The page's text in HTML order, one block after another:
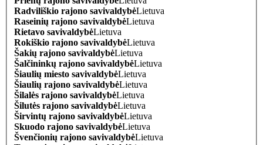
Radviliškio rajono savivaldybėLietuva
Raseinių rajono savivaldybėLietuva
Rietavo savivaldybėLietuva
Rokiškio rajono savivaldybėLietuva
Šakių rajono savivaldybėLietuva
Šalčininkų rajono savivaldybėLietuva
Šiaulių miesto savivaldybėLietuva
Šiaulių rajono savivaldybėLietuva
Šilalės rajono savivaldybėLietuva
Šilutės rajono savivaldybėLietuva
Širvintų rajono savivaldybėLietuva
Skuodo rajono savivaldybėLietuva
Švenčionių rajono savivaldybėLietuva